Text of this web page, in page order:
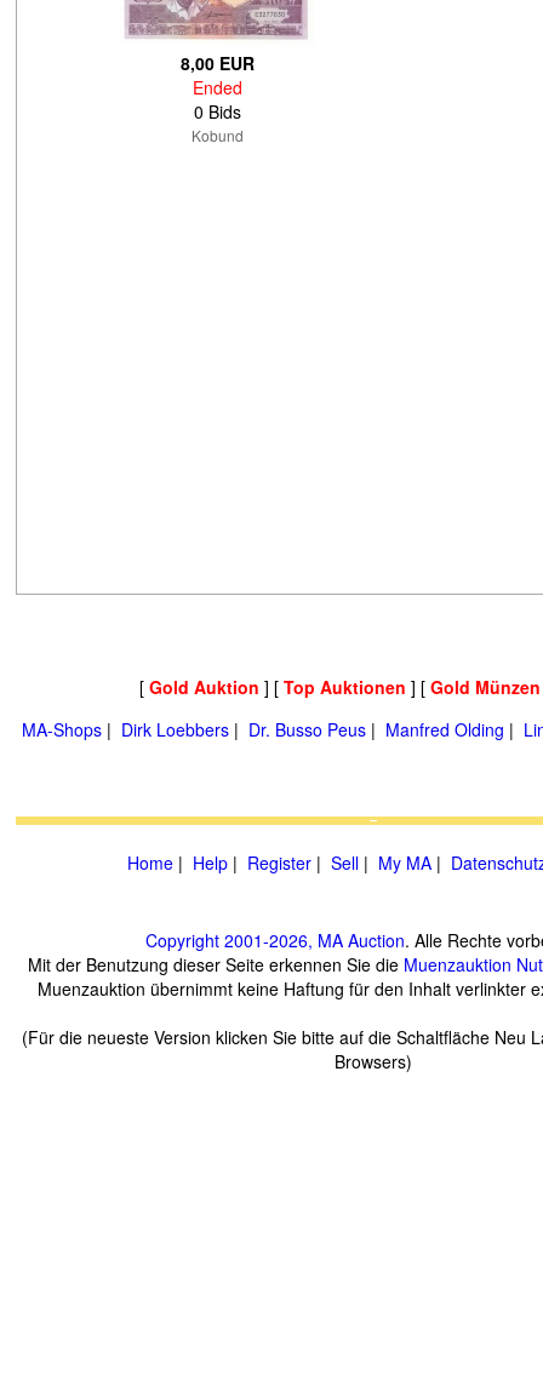
8,00 EUR
Ended
0 Bids
Kobund
[ Gold Auktion ] [ Top Auktionen ] [ Gold
MA-Shops | Dirk Loebbers | Dr. Busso Peus | Manfred Olding |
Home | Help | Register | Sell | My MA |
Copyright 2001-2026, MA Auction. Alle Rechte
Mit der Benutzung dieser Seite erkennen Sie die Muenzauktion
Muenzauktion übernimmt keine Haftung für den Inhalt verlinkter
(Für die neueste Version klicken Sie bitte auf die Schaltfläche Neu
Browsers)